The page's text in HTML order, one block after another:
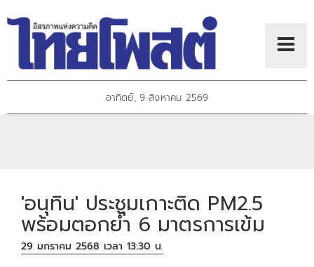
อาทิตย์, 9 สิงหาคม 2569
'อนุทิน' ประชุมเกาะติด PM2.5
พร้อมตอกย้ำ 6 มาตรการเข้ม
29 มกราคม 2568 เวลา 13:30 น.